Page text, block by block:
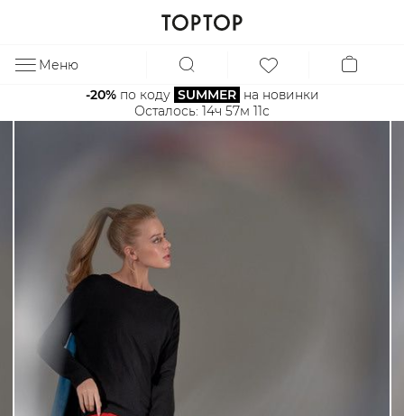
Меню
-20% по коду SUMMER на новинки
Осталось: 14ч 57м 10с